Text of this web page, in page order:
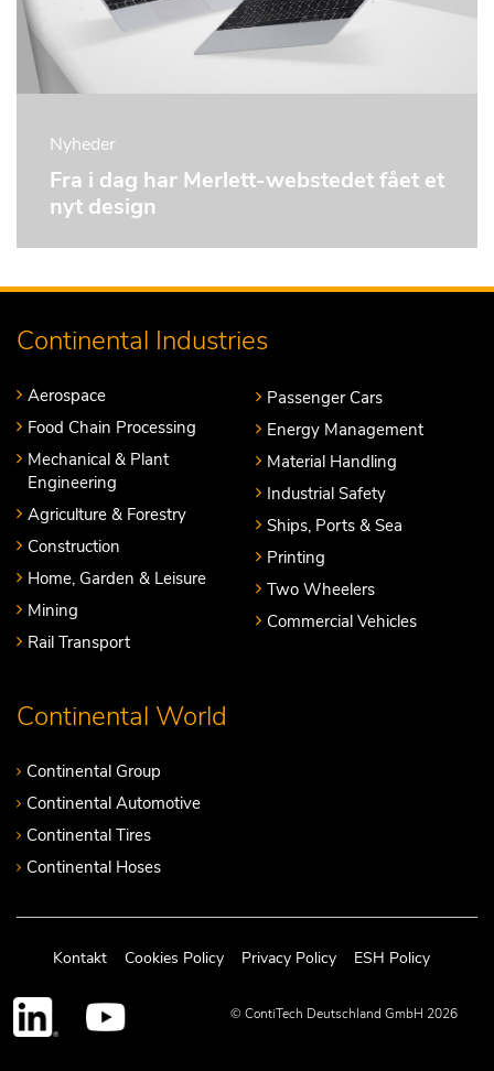
Nyheder
Fra i dag har Merlett-webstedet fået et
nyt design
Continental Industries
Aerospace
Food Chain Processing
Mechanical & Plant
Engineering
Agriculture & Forestry
Construction
Home, Garden & Leisure
Mining
Rail Transport
Passenger Cars
Energy Management
Material Handling
Industrial Safety
Ships, Ports & Sea
Printing
Two Wheelers
Commercial Vehicles
Continental World
Continental Group
Continental Automotive
Continental Tires
Continental Hoses
Kontakt Cookies Policy Privacy Policy ESH Policy
© ContiTech Deutschland GmbH 2026